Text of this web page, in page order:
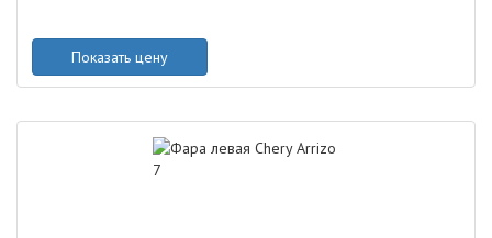
Показать цену